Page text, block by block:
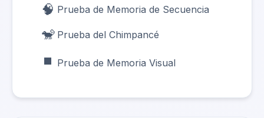
🧠 Prueba de Memoria de Secuencia
🐒 Prueba del Chimpancé
⏹️ Prueba de Memoria Visual